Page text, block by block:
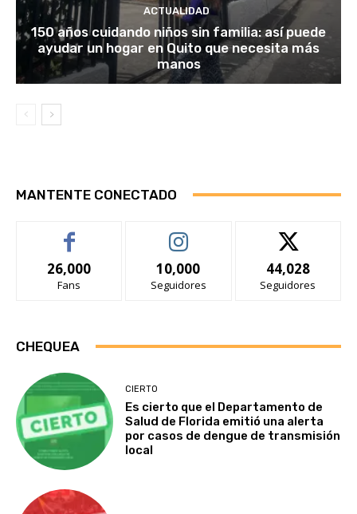
ACTUALIDAD
150 años cuidando niños sin familia: así puede
ayudar un hogar en Quito que necesita más
manos
MANTENTE CONECTADO
26,000
Fans
10,000
Seguidores
44,028
Seguidores
CHEQUEA
CIERTO
Es cierto que el Departamento de
Salud de Florida emitió una alerta
por casos de dengue de transmisión
local